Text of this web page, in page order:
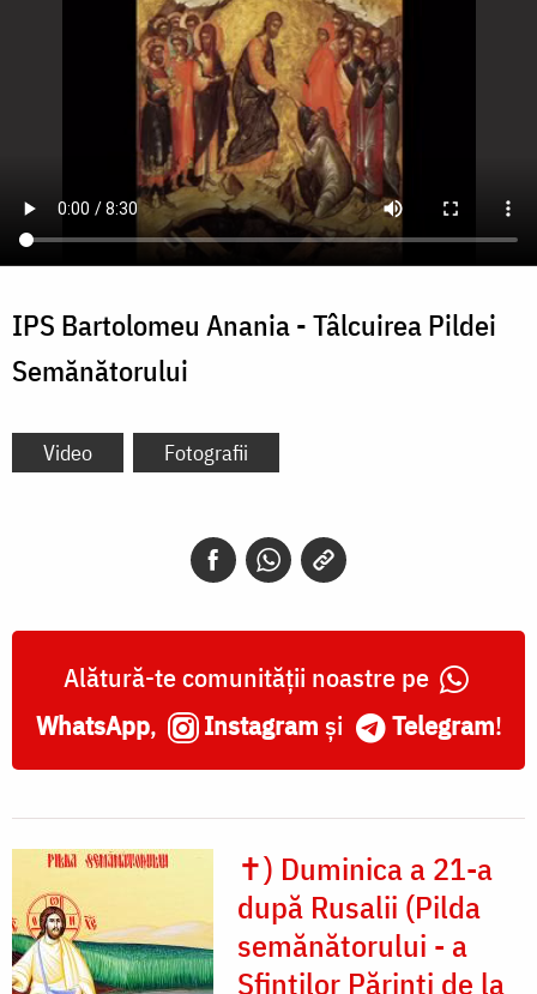
IPS Bartolomeu Anania - Tâlcuirea Pildei
Semănătorului
Video Fotografii
Alătură-te comunității noastre pe
WhatsApp, Instagram și Telegram!
✝) Duminica a 21-a
după Rusalii (Pilda
semănătorului - a
Sfinților Părinți de la